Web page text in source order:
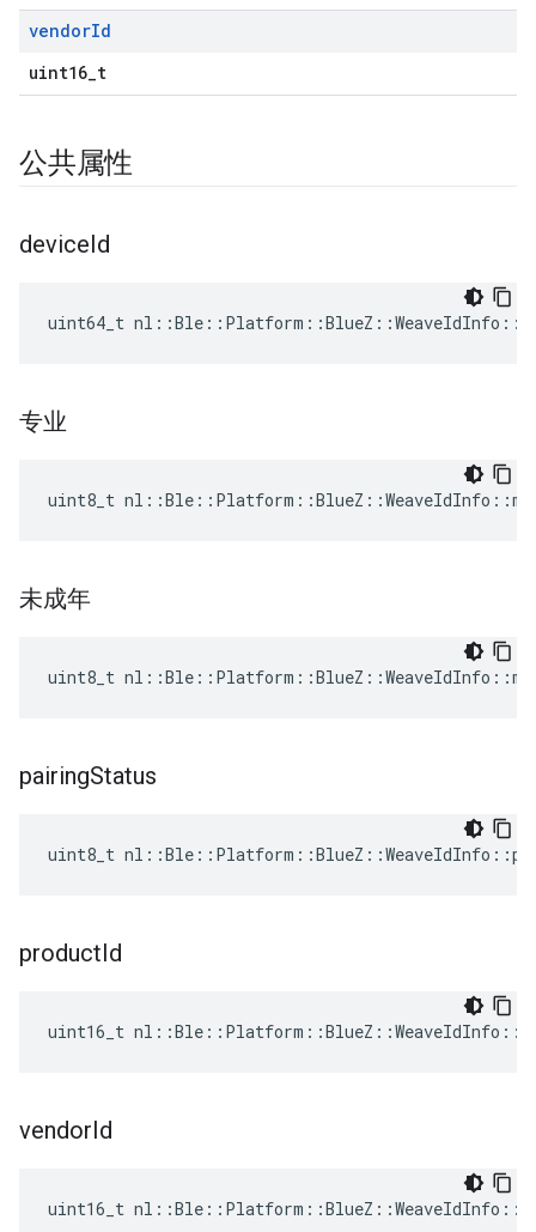
vendorId
uint16_t
公共属性
deviceId
uint64_t
专业
uint8_t
未成年
uint8_t
pairingStatus
uint8_t
productId
uint16_t
vendorId
uint16_t